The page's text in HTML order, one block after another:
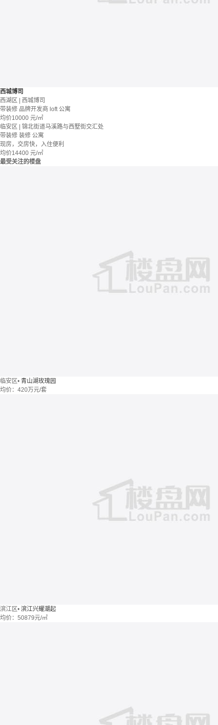
西城博司
西湖区 | 西城博司
带装修 品牌开发商 loft 公寓
均价10000 元/㎡
临安区 | 锦北街道马溪路与西墅街交汇处
带装修 装修 公寓
现房，交房快，入住便利
均价14400 元/㎡
最受关注的楼盘
临安区• 青山湖玫瑰园
均价： 420万元/套
滨江区• 滨江兴耀潮起
均价： 50879元/㎡